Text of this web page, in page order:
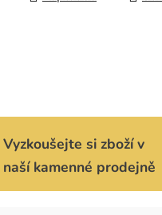
Vyzkoušejte si zboží v
naší kamenné prodejně